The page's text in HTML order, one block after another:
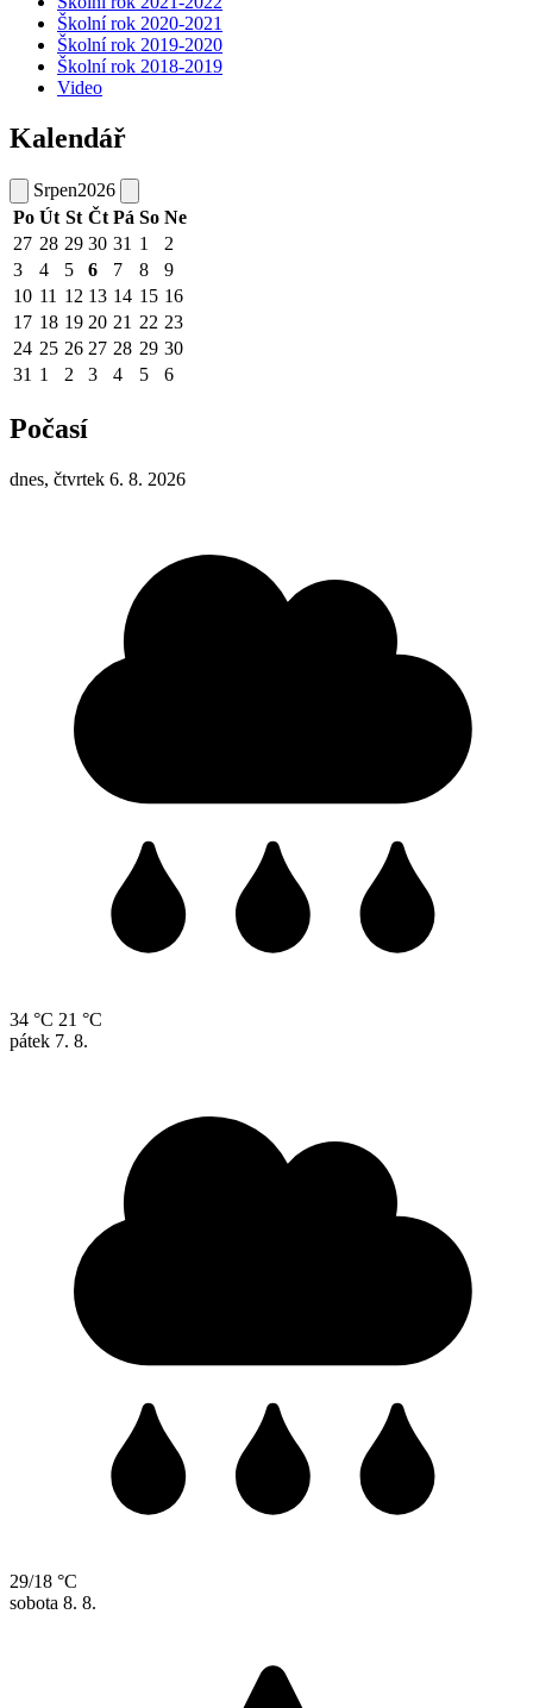
Školní rok 2020-2021
Školní rok 2019-2020
Školní rok 2018-2019
Video
Kalendář
Srpen2026
Po Út St Čt Pá So Ne
27 28 29 30 31 1
2
3
4 5 6 7 8
9
10 11 12 13 14 15 16
17 18 19 20 21 22 23
24 25 26 27 28 29 30
31 1 2 3 4 5 6
Počasí
dnes, čtvrtek 6. 8. 2026
34 °C 21 °C
pátek 7. 8.
29/18 °C
sobota 8. 8.